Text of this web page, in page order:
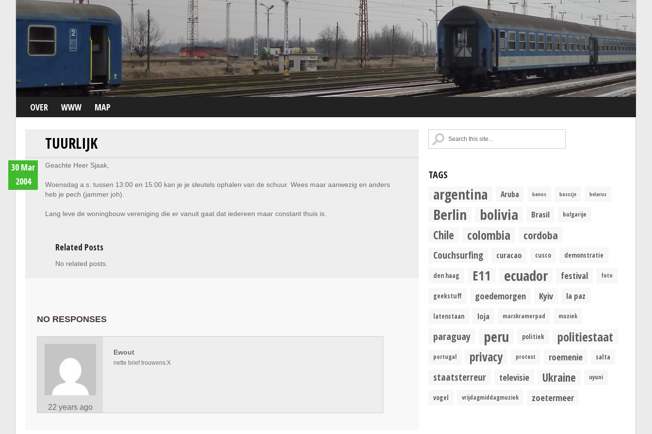
OVER WWW MAP
TUURLIJK
30 Mar
2004
Geachte Heer Sjaak,
Woensdag a.s. tussen 13:00 en 15:00 kan je je sleutels ophalen van de schuur. Wees maar aanwezig en anders
heb je pech (jammer joh).
Lang leve de woningbouw vereniging die er vanuit gaat dat iedereen maar constant thuis is.
Related Posts
No related posts.
NO RESPONSES
22 years ago
Ewout
nette brief trouwens:X
TAGS
argentina Aruba banos basszje belarus
Berlin bolivia Brasil bulgarije
Chile colombia cordoba
Couchsurfing curacao cusco demonstratie
den haag E11 ecuador festival foto
geekstuff goedemorgen Kyiv la paz
latenstaan loja marskramerpad muziek
paraguay peru politiek politiestaat
portugal privacy protest roemenie salta
staatsterreur televisie Ukraine uyuni
vogel vrijdagmiddagmuziek zoetermeer